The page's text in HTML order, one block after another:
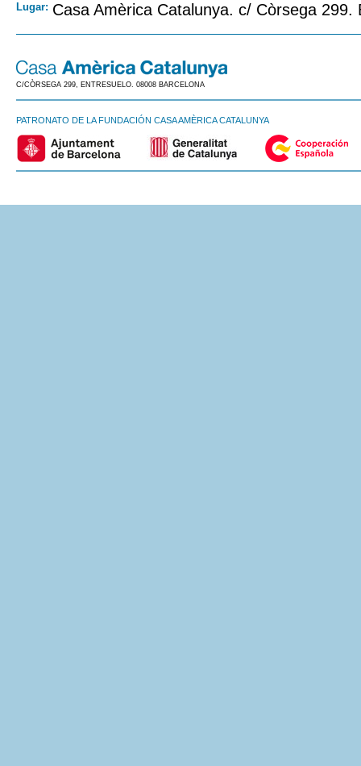
Lugar: Casa Amèrica Catalunya. c/ Còrsega 299.
C/CÒRSEGA 299, ENTRESUELO. 08008 BARCELONA
PATRONATO DE LA FUNDACIÓN CASA AMÈRICA CATALUNYA